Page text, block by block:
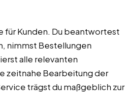
für Kunden. Du beantwortest
nimmst Bestellungen
alle relevanten
zeitnahe Bearbeitung der
trägst du maßgeblich zur